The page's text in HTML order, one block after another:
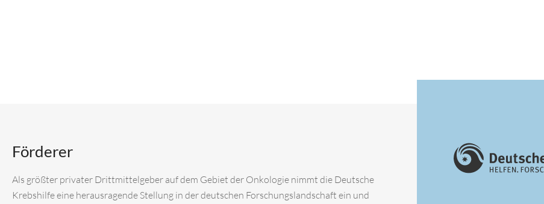
Förderer
Als größter privater Drittmittelgeber auf dem Gebiet der Onkologie nimmt die Deutsche
Krebshilfe eine herausragende Stellung in der deutschen Forschungslandschaft ein und